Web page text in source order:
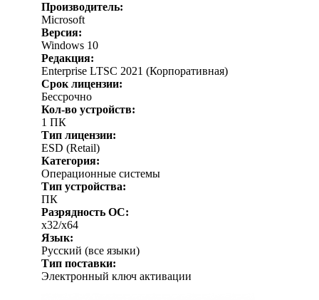
Производитель:
Microsoft
Версия:
Windows 10
Редакция:
Enterprise LTSC 2021 (Корпоративная)
Срок лицензии:
Бессрочно
Кол-во устройств:
1 ПК
Тип лицензии:
ESD (Retail)
Категория:
Операционные системы
Тип устройства:
ПК
Разрядность ОС:
x32/x64
Язык:
Русский (все языки)
Тип поставки:
Электронный ключ активации